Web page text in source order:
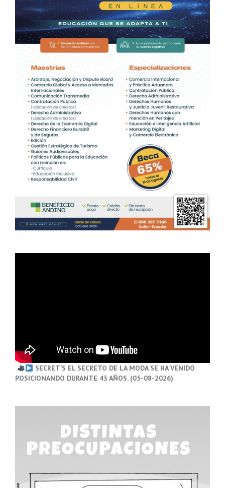
SECRET’S EL SECRETO DE LA MODA SE HA VENIDO
POSICIONANDO DURANTE 43 AÑOS. (05-08-2026)